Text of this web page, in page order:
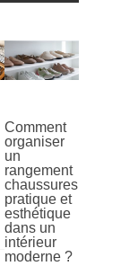
Comment
organiser
un
rangement
chaussures
pratique et
esthétique
dans un
intérieur
moderne ?